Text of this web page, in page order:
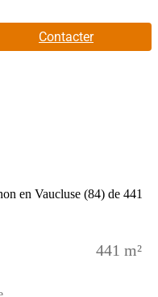
proche des écoles et des
de tous niveaux à
tout comme
les modalités de vente.
là pour vous
projet.
Contacter
441 m²